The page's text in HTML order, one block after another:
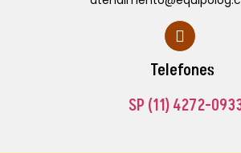
Telefones
SP (11) 4272-